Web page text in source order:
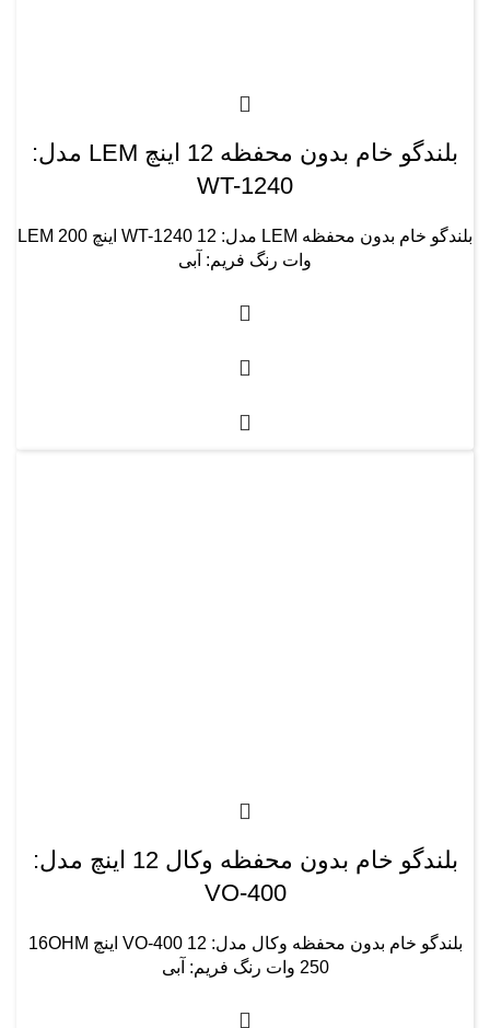
بلندگو خام بدون محفظه 12 اینچ LEM مدل:
WT-1240
بلندگو خام بدون محفظه LEM مدل: WT-1240 12 اینچ LEM 200
وات رنگ فریم: آبی
بلندگو خام بدون محفظه وکال 12 اینچ مدل:
VO-400
بلندگو خام بدون محفظه وکال مدل: VO-400 12 اینچ 16OHM
250 وات رنگ فریم: آبی